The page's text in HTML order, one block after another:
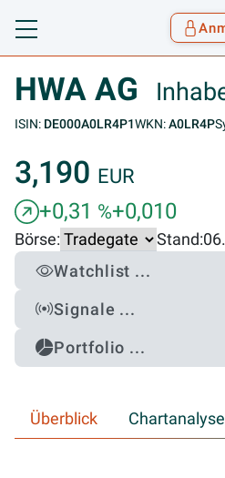
Toggle navigation
HWA AG
ISIN: DE000A0LR4P1WKN:A0LR4P
3,190 EUR
+0,31 %+0,010
Börse: Stand:
Watchlist ...
Signale ...
Portfolio ...
Überblick Chartanalyse